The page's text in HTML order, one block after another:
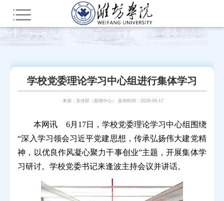
您所在的位置：首页 部门网站群 教辅部门 新闻中心（院报编辑部） 潍院要闻
学校党委理论学习中心组进行集体学习
来源：宣传部（新闻中心） 发布时间：2026-06-17
本网讯 6月17日，学校党委理论学习中心组围绕
“深入学习领会习近平党建思想，传承弘扬伟大建党精
神，以优良作风凝心聚力干事创业”主题，开展集体学
习研讨。学校党委书记来逢波主持会议并讲话。